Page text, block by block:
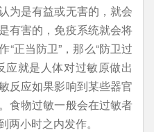
为是有益或无害的，就会
有害的，免疫系统就会将
正当防卫”，那么“防卫过
就是人体对过敏原做出
反应如果影响到某些器官
食物过敏一般会在过敏者
小时之内发作。